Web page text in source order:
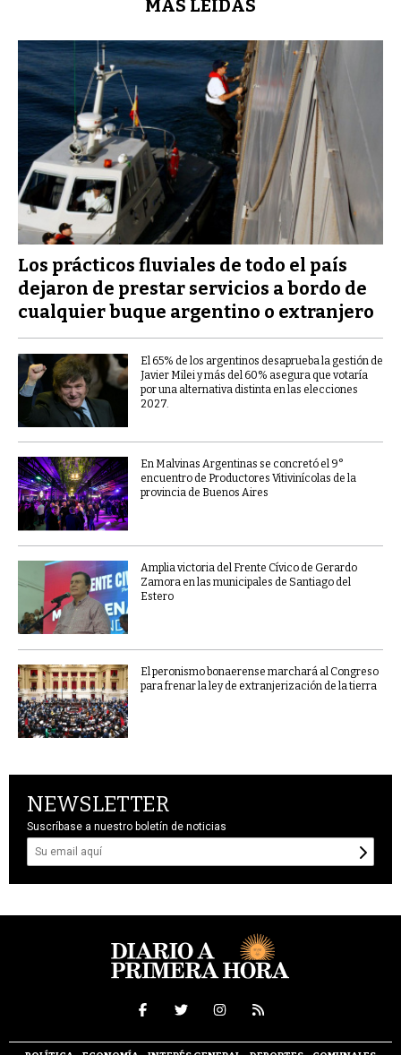
MÁS LEÍDAS
Los prácticos fluviales de todo el país
dejaron de prestar servicios a bordo de
cualquier buque argentino o extranjero
El 65% de los argentinos desaprueba la gestión de
Javier Milei y más del 60% asegura que votaría
por una alternativa distinta en las elecciones
2027.
En Malvinas Argentinas se concretó el 9°
encuentro de Productores Vitivinícolas de la
provincia de Buenos Aires
Amplia victoria del Frente Cívico de Gerardo
Zamora en las municipales de Santiago del
Estero
El peronismo bonaerense marchará al Congreso
para frenar la ley de extranjerización de la tierra
NEWSLETTER
Suscríbase a nuestro boletín de noticias